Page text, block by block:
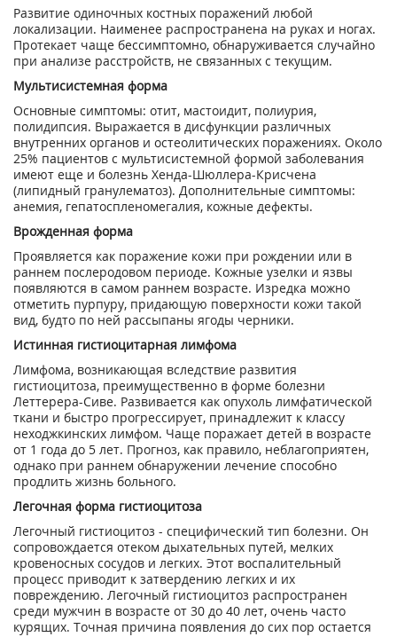
Развитие одиночных костных поражений любой
локализации. Наименее распространена на руках и ногах.
Протекает чаще бессимптомно, обнаруживается случайно
при анализе расстройств, не связанных с текущим.
Мультисистемная форма
Основные симптомы: отит, мастоидит, полиурия,
полидипсия. Выражается в дисфункции различных
внутренних органов и остеолитических поражениях. Около
25% пациентов с мультисистемной формой заболевания
имеют еще и болезнь Хенда-Шюллера-Крисчена
(липидный гранулематоз). Дополнительные симптомы:
анемия, гепатоспленомегалия, кожные дефекты.
Врожденная форма
Проявляется как поражение кожи при рождении или в
раннем послеродовом периоде. Кожные узелки и язвы
появляются в самом раннем возрасте. Изредка можно
отметить пурпуру, придающую поверхности кожи такой
вид, будто по ней рассыпаны ягоды черники.
Истинная гистиоцитарная лимфома
Лимфома, возникающая вследствие развития
гистиоцитоза, преимущественно в форме болезни
Леттерера-Сиве. Развивается как опухоль лимфатической
ткани и быстро прогрессирует, принадлежит к классу
неходжкинских лимфом. Чаще поражает детей в возрасте
от 1 года до 5 лет. Прогноз, как правило, неблагоприятен,
однако при раннем обнаружении лечение способно
продлить жизнь больного.
Легочная форма гистиоцитоза
Легочный гистиоцитоз - специфический тип болезни. Он
сопровождается отеком дыхательных путей, мелких
кровеносных сосудов и легких. Этот воспалительный
процесс приводит к затвердению легких и их
повреждению. Легочный гистиоцитоз распространен
среди мужчин в возрасте от 30 до 40 лет, очень часто
курящих. Точная причина появления до сих пор остается